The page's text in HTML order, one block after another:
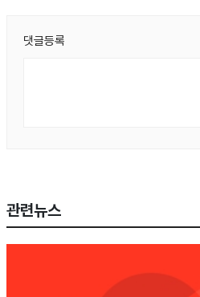
댓글등록
관련뉴스